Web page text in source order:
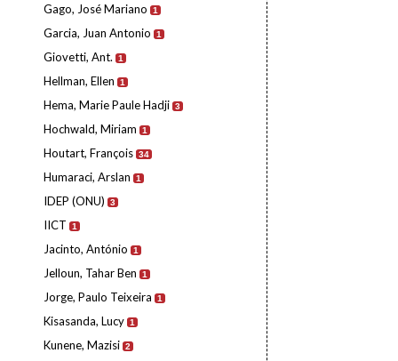
Gago, José Mariano 1
Garcia, Juan Antonio 1
Giovetti, Ant. 1
Hellman, Ellen 1
Hema, Marie Paule Hadji 3
Hochwald, Miriam 1
Houtart, François 34
Humaraci, Arslan 1
IDEP (ONU) 3
IICT 1
Jacinto, António 1
Jelloun, Tahar Ben 1
Jorge, Paulo Teixeira 1
Kisasanda, Lucy 1
Kunene, Mazisi 2